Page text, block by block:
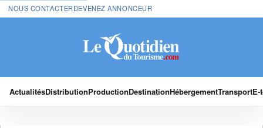
NOUS CONTACTERDEVENEZ ANNONCEUR
ActualitésDistributionProductionDestinationHébergementTransport